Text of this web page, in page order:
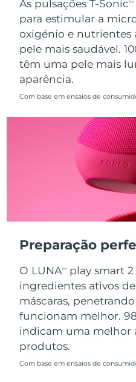
As pulsações T-SonicTM
para estimular a
oxigénio e nutrientes
pele mais saudável.
têm uma pele mais
aparência.
Com base em ensaios de
Preparação
O LUNATM
play smart
ingredientes ativos
máscaras,
funcionam melhor.
indicam uma melhor
produtos.
Com base em ensaios de
Singapura
Eslováquia
Eslovênia
Coreia do Sul
Suíça
Taiwan
Tailândia
Turquia
Emirados Árabes
Unidos